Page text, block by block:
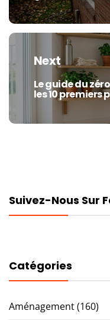
Next
Next
post:
Le guide du
les 10 premiers
Suivez-Nous Sur
Catégories
Aménagement(160)